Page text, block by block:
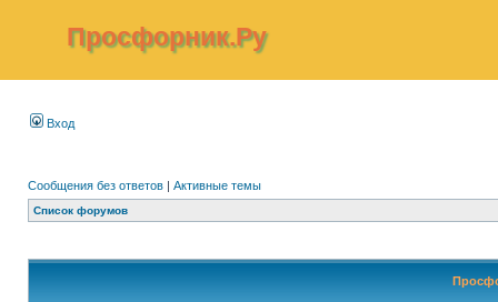
Просфорник.Ру
Вход
Сообщения без ответов | Активные темы
Список форумов